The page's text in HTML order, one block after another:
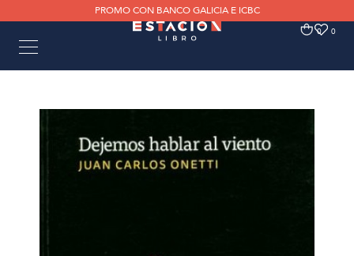
PROMO CON BANCO GALICIA E ICBC
0 0